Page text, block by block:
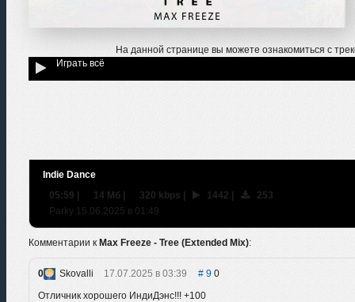
На данной странице вы можете ознакомиться с
Играть всё
Indie Dance
05:59 | 14 Мб | 320 kbps | 1442 |
253
Parky 15.06.2025 в 01:49
Комментарии к Max Freeze - Tree (Extended Mix):
0 Skovalli 17.07.2025 в 03:39 90
Отличник хорошего ИндиДэнс!!! +100